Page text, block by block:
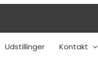
Udstillinger
Kontakt